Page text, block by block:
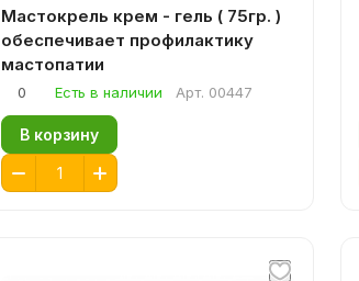
Мастокрель крем - гель ( 75гр. )
обеспечивает профилактику
мастопатии
0 Есть в наличии Арт. 00447
В корзину